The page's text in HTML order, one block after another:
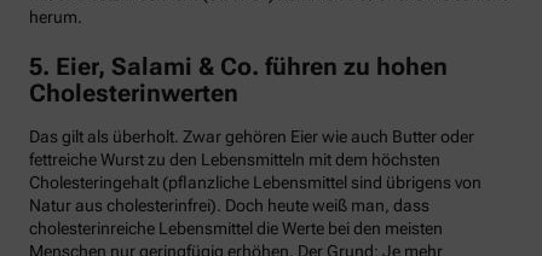
herum.
5. Eier, Salami & Co. führen zu hohen
Cholesterinwerten
Das gilt als überholt. Zwar gehören Eier wie auch Butter oder
fettreiche Wurst zu den Lebensmitteln mit dem höchsten
Cholesteringehalt (pflanzliche Lebensmittel sind übrigens von
Natur aus cholesterinfrei). Doch heute weiß man, dass
cholesterinreiche Lebensmittel die Werte bei den meisten
Menschen nur geringfügig erhöhen. Der Grund: Je mehr